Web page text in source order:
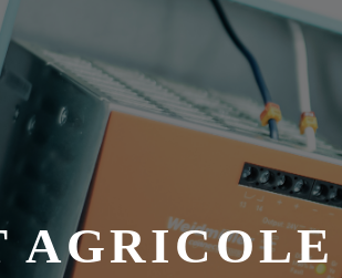
AGRICOLE